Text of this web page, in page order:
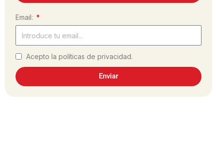
Email:
Acepto la políticas de privacidad.
Enviar